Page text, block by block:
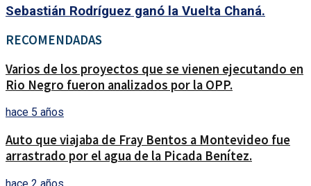
Sebastián Rodríguez ganó la Vuelta Chaná.
RECOMENDADAS
Varios de los proyectos que se vienen ejecutando en
Rio Negro fueron analizados por la OPP.
hace 5 años
Auto que viajaba de Fray Bentos a Montevideo fue
arrastrado por el agua de la Picada Benítez.
hace 2 años